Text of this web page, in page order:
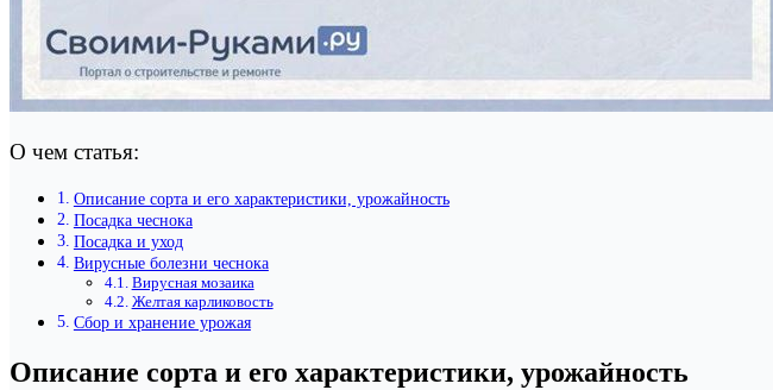
О чем статья:
Описание сорта и его характеристики, урожайность
Посадка чеснока
Посадка и уход
Вирусные болезни чеснока
Вирусная мозаика
Желтая карликовость
Сбор и хранение урожая
Описание сорта и его характеристики, урожайность